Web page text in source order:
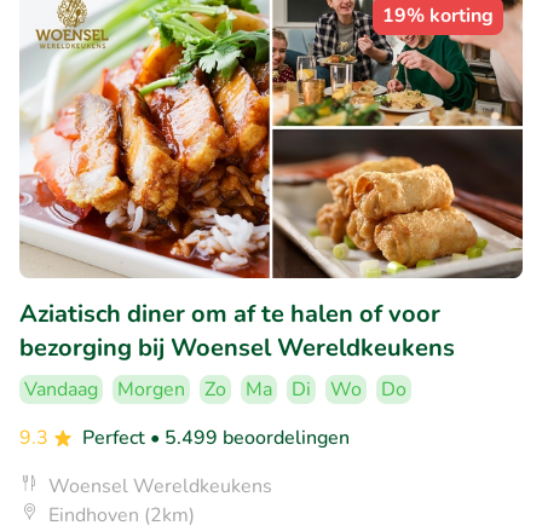
19% korting
Aziatisch diner om af te halen of voor
bezorging bij Woensel Wereldkeukens
Vandaag Morgen Zo Ma Di Wo
Do
9.3
Perfect • 5.499 beoordelingen
Woensel Wereldkeukens
Eindhoven (2km)